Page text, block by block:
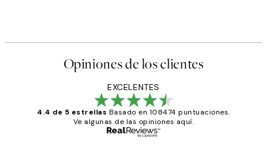
Opiniones de los clientes
EXCELENTES
4.4 de 5 estrellas Basado en 108474 puntuaciones.
Ve algunas de las opiniones aquí.